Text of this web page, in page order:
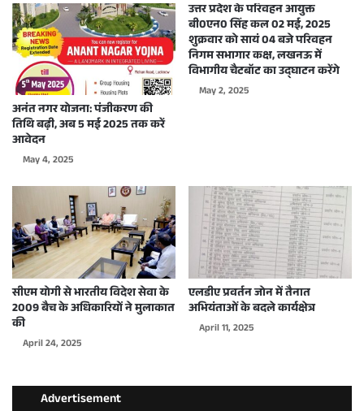
अनंत नगर योजना: पंजीकरण की
तिथि बढ़ी, अब 5 मई 2025 तक करें
आवेदन
May 4, 2025
उत्तर प्रदेश के परिवहन आयुक्त
बी0एन0 सिंह कल 02 मई, 2025
शुक्रवार को सायं 04 बजे परिवहन
निगम सभागार कक्ष, लखनऊ में
विभागीय चैटबॉट का उद्घाटन करेंगे
May 2, 2025
सीएम योगी से भारतीय विदेश सेवा के
2009 बैच के अधिकारियों ने मुलाकात
की
April 24, 2025
एलडीए प्रवर्तन जोन में तैनात
अभियंताओं के बदले कार्यक्षेत्र
April 11, 2025
Advertisement